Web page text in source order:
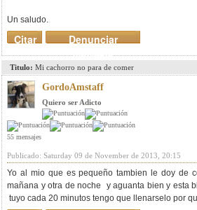
Un saludo.
Denunciar
mensaje
Citar
Titulo: Mi cachorro no para de comer
GordoAmstaff
Quiero ser Adicto
55 mensajes
Publicado: Saturday 09 de November de 2013, 20:15
Yo al mio que es pequeño tambien le doy de
mañana y otra de noche y aguanta bien y esta
tuyo cada 20 minutos tengo que llenarselo por